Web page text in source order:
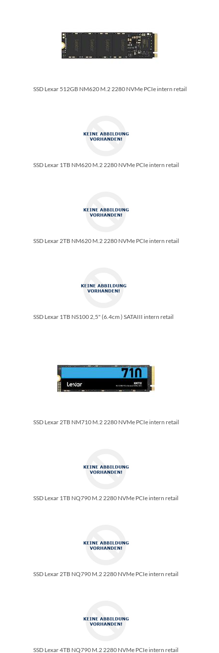
SSD Lexar 512GB NM620 M.2 2280 NVMe PCIe intern retail
SSD Lexar 1TB NM620 M.2 2280 NVMe PCIe intern retail
SSD Lexar 2TB NM620 M.2 2280 NVMe PCIe intern retail
SSD Lexar 1TB NS100 2,5" (6.4cm ) SATAIII intern retail
SSD Lexar 2TB NM710 M.2 2280 NVMe PCIe intern retail
SSD Lexar 1TB NQ790 M.2 2280 NVMe PCIe intern retail
SSD Lexar 2TB NQ790 M.2 2280 NVMe PCIe intern retail
SSD Lexar 4TB NQ790 M.2 2280 NVMe PCIe intern retail